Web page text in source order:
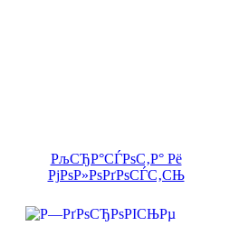
РљСЂР°СЃРѕС‚Р° Рё
РјРѕР»РѕРґРѕСЃС‚СЊ